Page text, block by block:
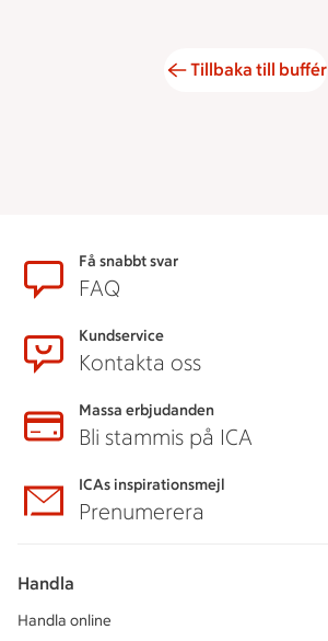
Tillbaka till buffér
SidfotFå snabbt svar
FAQ
Kundservice
Kontakta oss
Massa erbjudanden
Bli stammis på ICA
ICAs inspirationsmejl
Prenumerera
Handla
Handla online